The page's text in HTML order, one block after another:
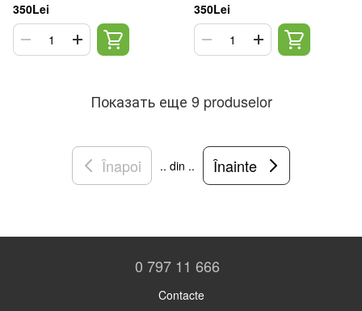
350Lei 350Lei
Показать еще 9 produselor
Înapoi .. din .. Înainte
0 797 11 666
Contacte